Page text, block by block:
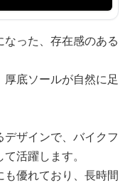
った、存在感のある
底ソールが自然に足
ザインで、バイクフ
活躍します。
優れており、長時間